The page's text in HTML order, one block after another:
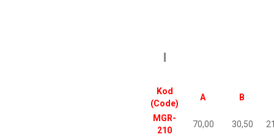
Kod
(Code)
A B
MGR-
210
70,00 30,50